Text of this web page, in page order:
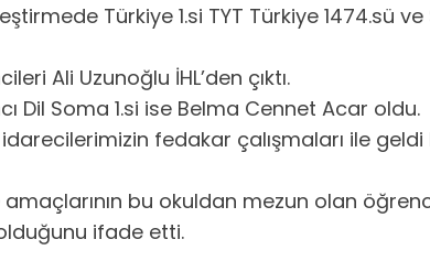
Türkiye 1.si TYT Türkiye 1474.sü ve
Ali Uzunoğlu İHL’den çıktı.
Dil Soma 1.si ise Belma Cennet Acar oldu.
fedakar çalışmaları ile
amaçlarının bu okuldan mezun olan
ifade etti.